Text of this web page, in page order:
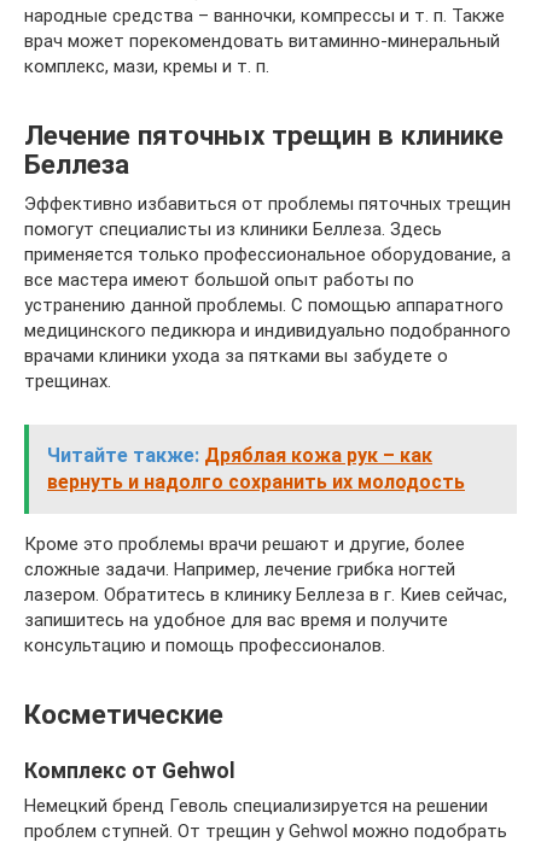
народные средства – ванночки, компрессы и т. п. Также
врач может порекомендовать витаминно-минеральный
комплекс, мази, кремы и т. п.
Лечение пяточных трещин в клинике
Беллеза
Эффективно избавиться от проблемы пяточных трещин
помогут специалисты из клиники Беллеза. Здесь
применяется только профессиональное оборудование, а
все мастера имеют большой опыт работы по
устранению данной проблемы. С помощью аппаратного
медицинского педикюра и индивидуально подобранного
врачами клиники ухода за пятками вы забудете о
трещинах.
Читайте также: Дряблая кожа рук – как
вернуть и надолго сохранить их молодость
Кроме это проблемы врачи решают и другие, более
сложные задачи. Например, лечение грибка ногтей
лазером. Обратитесь в клинику Беллеза в г. Киев сейчас,
запишитесь на удобное для вас время и получите
консультацию и помощь профессионалов.
Косметические
Комплекс от Gehwol
Немецкий бренд Геволь специализируется на решении
проблем ступней. От трещин у Gehwol можно подобрать